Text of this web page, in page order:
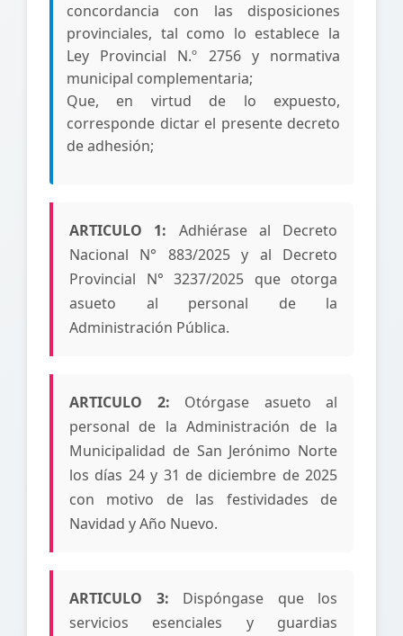
concordancia con las disposiciones
provinciales, tal como lo establece la
Ley Provincial N.º 2756 y normativa
municipal complementaria;
Que, en virtud de lo expuesto,
corresponde dictar el presente decreto
de adhesión;
ARTICULO 1: Adhiérase al Decreto
Nacional N° 883/2025 y al Decreto
Provincial N° 3237/2025 que otorga
asueto al personal de la
Administración Pública.
ARTICULO 2: Otórgase asueto al
personal de la Administración de la
Municipalidad de San Jerónimo Norte
los días 24 y 31 de diciembre de 2025
con motivo de las festividades de
Navidad y Año Nuevo.
ARTICULO 3: Dispóngase que los
servicios esenciales y guardias